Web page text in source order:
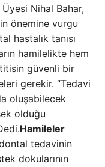
Nihal Bahar,
önemine vurgu
hastalık tanısı
hamilelikte hem
güvenli bir
gerekir. “Tedavi
oluşabilecek
olduğu
Hamileler
tedavinin
dokularının